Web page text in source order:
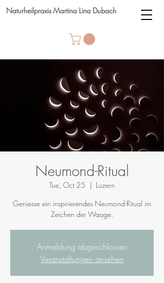
Naturheilpraxis Martina Lina Dubach
Neumond-Ritual
Tue, Oct 25
  |
Luzern
Geniesse ein inspirierendes Neumond-Ritual im
Zeichen der Waage.
Anmeldung abgeschlossen
Veranstaltungen ansehen